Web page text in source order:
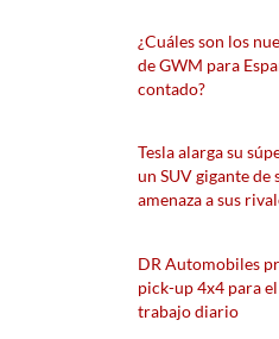
¿Cuáles son los
de GWM para
contado?
Tesla alarga su
un SUV gigante de
amenaza a sus
DR Automobiles
pick-up 4x4 para
trabajo diario